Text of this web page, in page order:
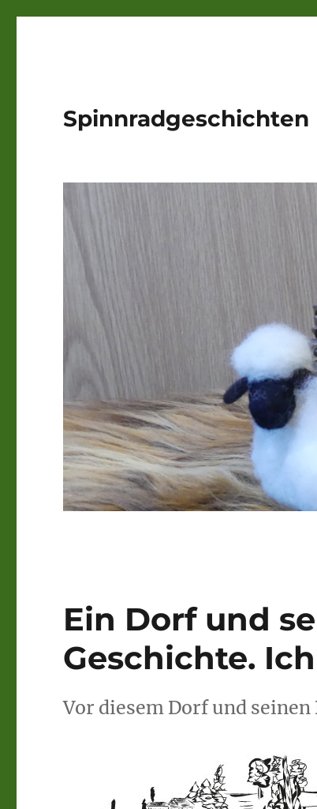
Spinnradgeschichten
Ein Dorf und
Geschichte.
Vor diesem Dorf und